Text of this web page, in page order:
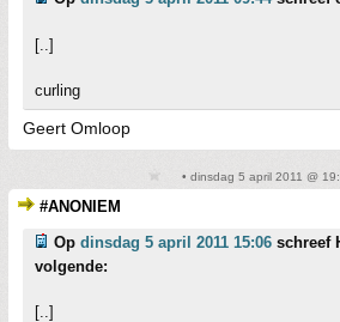
[..]
curling
Geert Omloop
• dinsdag 5 april 2011 @
#ANONIEM
Op dinsdag 5 april 2011 15:06 schreef
volgende:
[..]